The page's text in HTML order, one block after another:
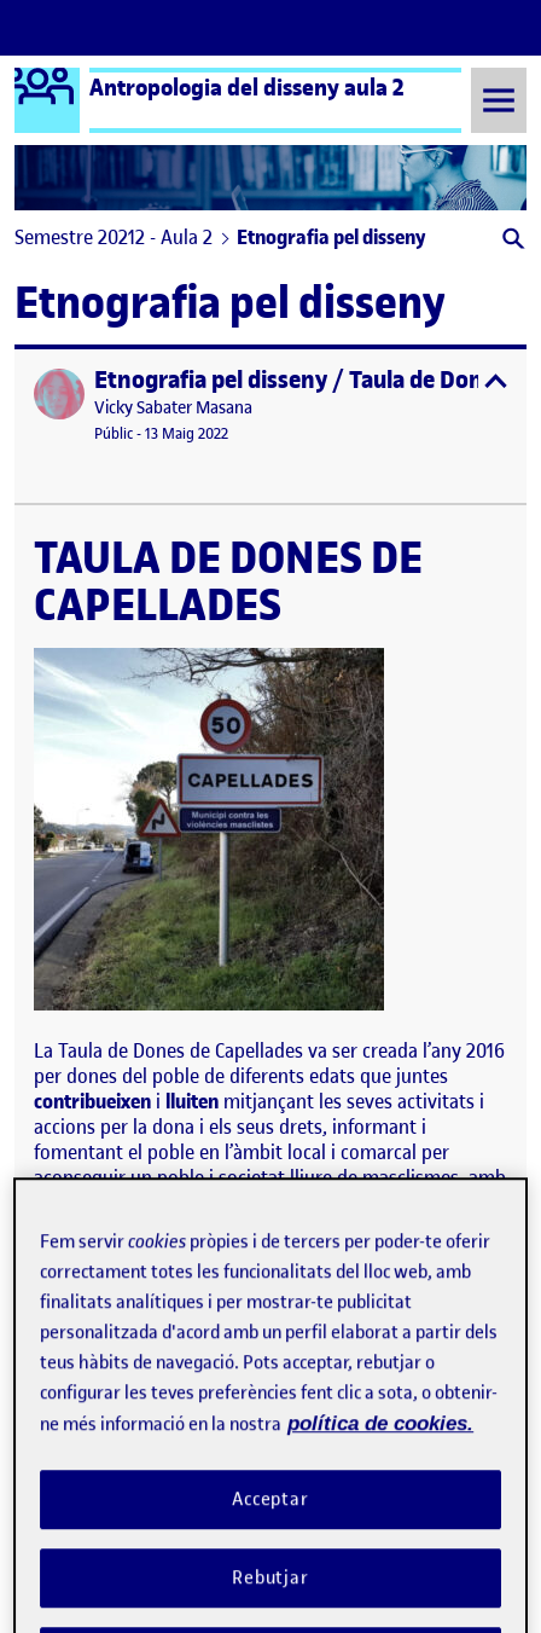
Saltar al contingut
Logo Ágora
Antropologia del disseny aula 2
Semestre 20212 - Aula 2 Etnografia pel disseny
Etnografia pel disseny
Publicat perEtnografia pel disseny / Taula de Dones de
Publicat per
Vicky Sabater Masana
Visibilitat:
Públic-Data de publicació
13 Maig 2022
TAULA DE DONES DE
CAPELLADES
La Taula de Dones de Capellades va ser creada l’any 2016
per dones del poble de diferents edats que juntes
contribueixen i lluiten mitjançant les seves activitats i
accions per la dona i els seus drets, informant i
fomentant el poble en l’àmbit local i comarcal per
aconseguir un poble i societat lliure de masclismes, amb
L’associació organitza moltes activitats de
conscienciació i té diferents equips de suport per la
dona, tant per dones que han patit o pateixen violència
de gènere, dones amb situacions vulnerables, etc.
Elles es troben setmanalment per analitzar i treballar
aquests grups de suport, activitats i difusió d’informació
en xarxes socials.
Personalment, he col·laborat en algun l’execució
Tot i no formar part de la comunitat, assisteixo
Fem servircookies pròpies i de tercers per poder-te oferir
correctament totes les funcionalitats del lloc web, amb
finalitats analítiques i per mostrar-te publicitat
personalitzada d'acord amb un perfil elaborat a partir dels
teus hàbits de navegació. Pots acceptar, rebutjar o
configurar les teves preferències fent clic a sota, o obtenir-
ne més informació en la nostra política de cookies.
Rebutjar
Acceptar